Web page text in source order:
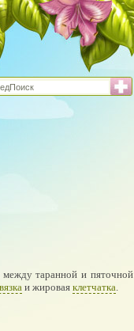
таранной и пяточной
и жировая клетчатка.